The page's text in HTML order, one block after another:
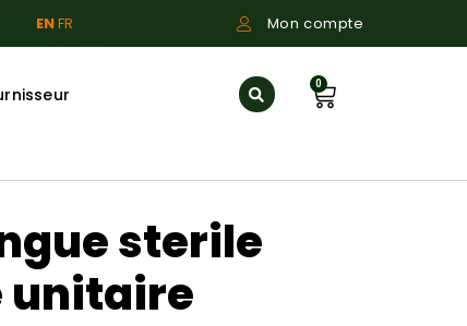
ENFR Mon compte
0
sterile
unitaire